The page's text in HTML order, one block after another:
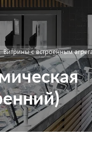
Витрины с встроенным